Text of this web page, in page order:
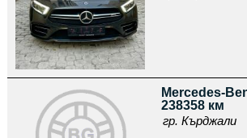
Mercedes-
238358 км
гр. Кърджали